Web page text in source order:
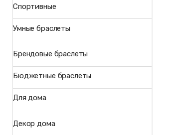
Спортивные
Умные браслеты
Брендовые браслеты
Бюджетные браслеты
Для дома
Декор дома